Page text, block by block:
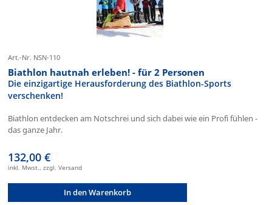
Art.-Nr. NSN-110
Biathlon hautnah erleben! - für 2 Personen
Die einzigartige Herausforderung des Biathlon-Sports
verschenken!
Biathlon entdecken am Notschrei und sich dabei wie ein Profi fühlen -
das ganze Jahr.
132,00 €
inkl. Mwst., zzgl. Versand
In den Warenkorb